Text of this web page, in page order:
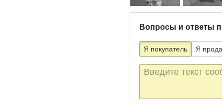
Вопросы и ответы
Я покупатель Я
Текст
сообщения